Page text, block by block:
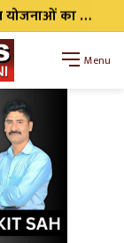
संदीप पांडे बने कांग्रेस के जिला महासचिव, संगठन को मिलेगी नई मजबूत
Menu